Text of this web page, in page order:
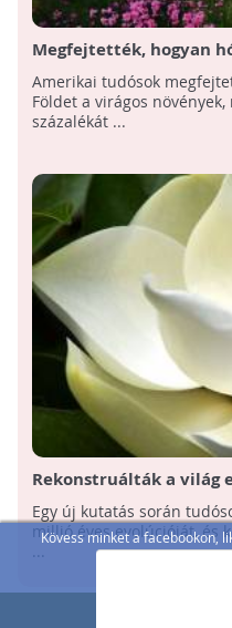
Kövess minket a facebookon,
Megfejtették, hogyan
virágos növények
Amerikai tudósok
Földet a virágos
százalékát ...
Rekonstruálták a világ
Egy új kutatás során
millió éves evolúcióját, és
...